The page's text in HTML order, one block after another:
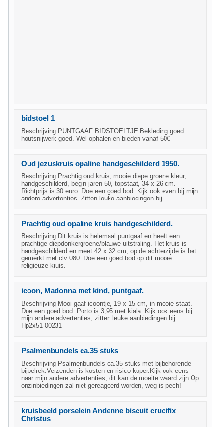
bidstoel 1
Beschrijving PUNTGAAF BIDSTOELTJE Bekleding goed
houtsnijwerk goed. Wel ophalen en bieden vanaf 50€
Oud jezuskruis opaline handgeschilderd 1950.
Beschrijving Prachtig oud kruis, mooie diepe groene kleur,
handgeschilderd, begin jaren 50, topstaat, 34 x 26 cm.
Richtprijs is 30 euro. Doe een goed bod. Kijk ook even bij mijn
andere advertenties. Zitten leuke aanbiedingen bij.
Prachtig oud opaline kruis handgeschilderd.
Beschrijving Dit kruis is helemaal puntgaaf en heeft een
prachtige diepdonkergroene/blauwe uitstraling. Het kruis is
handgeschilderd en meet 42 x 32 cm, op de achterzijde is het
gemerkt met clv 080. Doe een goed bod op dit mooie
religieuze kruis.
icoon, Madonna met kind, puntgaaf.
Beschrijving Mooi gaaf icoontje, 19 x 15 cm, in mooie staat.
Doe een goed bod. Porto is 3,95 met kiala. Kijk ook eens bij
mijn andere advertenties, zitten leuke aanbiedingen bij.
Hp2x51 00231
Psalmenbundels ca.35 stuks
Beschrijving Psalmenbundels ca.35 stuks met bijbehorende
bijbelrek.Verzenden is kosten en risico koper.Kijk ook eens
naar mijn andere advertenties, dit kan de moeite waard zijn.Op
onzinbiedingen zal niet gereageerd worden, weg is pech!
kruisbeeld porselein Andenne biscuit crucifix
Christus